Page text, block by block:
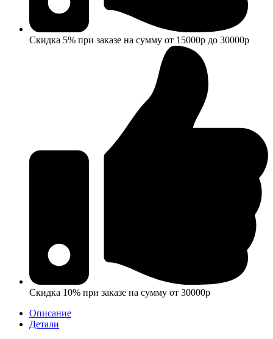
Скидка 5% при заказе на сумму от 15000р до 30000р
Скидка 10% при заказе на сумму от 30000р
Описание
Детали